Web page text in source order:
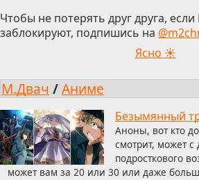
Чтобы не потерять друг друга,
заблокируют, подпишись на
Ясно ☀
М.Двач /Аниме
Безымянный
Аноны, вот кто
смотрит, может с
подросткового
может вам за 20 или 30 или даже